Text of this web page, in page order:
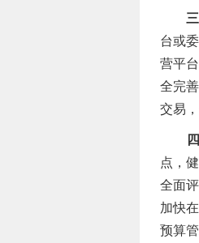
三
台或
营平
全完
交易
点，
全面
加快
预算